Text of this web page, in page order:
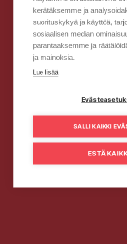
kerätäksemme ja
suorituskykyä ja käyttöä,
sosiaalisen median
parantaaksemme ja
ja mainoksia.
Lue lisää
SALLI KAIKKI
ESTÄ